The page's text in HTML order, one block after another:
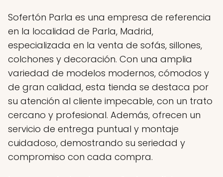
Sofertón Parla es una empresa de referencia
en la localidad de Parla, Madrid,
especializada en la venta de sofás, sillones,
colchones y decoración. Con una amplia
variedad de modelos modernos, cómodos y
de gran calidad, esta tienda se destaca por
su atención al cliente impecable, con un trato
cercano y profesional. Además, ofrecen un
servicio de entrega puntual y montaje
cuidadoso, demostrando su seriedad y
compromiso con cada compra.